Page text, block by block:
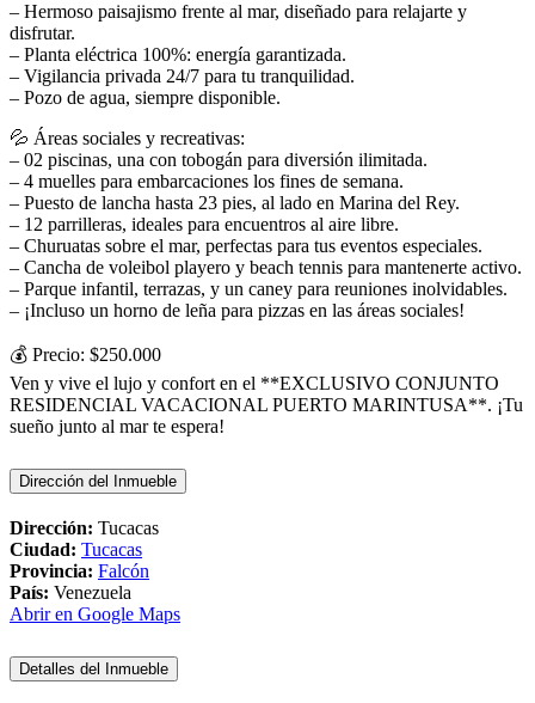
– Hermoso paisajismo frente al mar, diseñado para relajarte y
disfrutar.
– Planta eléctrica 100%: energía garantizada.
– Vigilancia privada 24/7 para tu tranquilidad.
– Pozo de agua, siempre disponible.
💦 Áreas sociales y recreativas:
– 02 piscinas, una con tobogán para diversión ilimitada.
– 4 muelles para embarcaciones los fines de semana.
– Puesto de lancha hasta 23 pies, al lado en Marina del Rey.
– 12 parrilleras, ideales para encuentros al aire libre.
– Churuatas sobre el mar, perfectas para tus eventos especiales.
– Cancha de voleibol playero y beach tennis para mantenerte activo.
– Parque infantil, terrazas, y un caney para reuniones inolvidables.
– ¡Incluso un horno de leña para pizzas en las áreas sociales!
💰 Precio: $250.000
Ven y vive el lujo y confort en el **EXCLUSIVO CONJUNTO
RESIDENCIAL VACACIONAL PUERTO MARINTUSA**. ¡Tu
sueño junto al mar te espera!
Dirección del Inmueble
Dirección: Tucacas
Ciudad: Tucacas
Provincia: Falcón
País: Venezuela
Abrir en Google Maps
Detalles del Inmueble